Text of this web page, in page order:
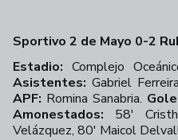
Sportivo 2 de Mayo 0-2
Estadio:Complejo
Asistentes: Gabriel
APF: Romina Sanabria.
Amonestados: 58'
Velázquez, 80' Maicol